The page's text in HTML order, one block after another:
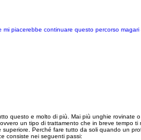
piacerebbe continuare questo percorso magari
questo e molto di più. Mai più unghie rovinate
un tipo di trattamento che in breve tempo
Perché fare tutto da soli quando un
consiste nei seguenti passi: